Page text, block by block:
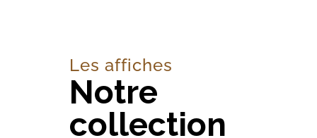
Les affiches
Notre
collection